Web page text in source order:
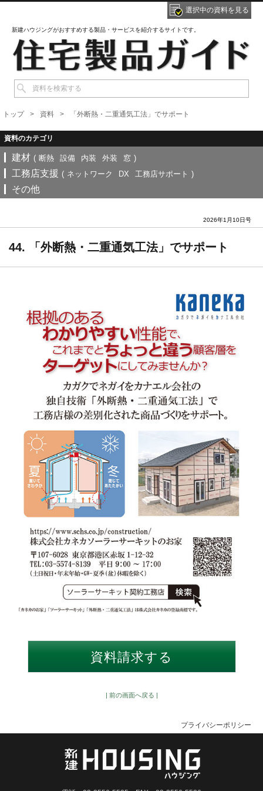
新建ハウジングがおすすめする製品・サービスを紹介するサイトです。
選択中の資料を見る
トップ 資料 「外断熱・二重通気工法」でサポート
建材 ( 断熱 設備 内装 外装 窓 )
工務店支援 ( ネットワーク DX 工務店サポート )
その他
2026年1月10日号
44. 「外断熱・二重通気工法」でサポート
| 前の画面へ戻る |
プライバシーポリシー